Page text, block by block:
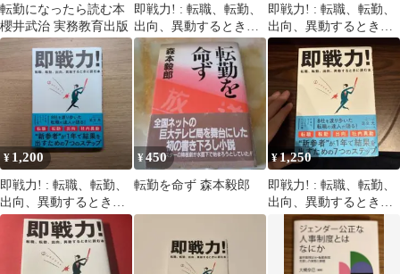
転勤になったら読む本
櫻井武治 実務教育出版
即戦力! : 転職、転勤、
出向、異動するときに
読む本
即戦力! : 転職、転勤、
出向、異動するときに
読む本
¥ 1,200
即戦力! : 転職、転勤、
出向、異動するときに
読む本
¥450
転勤を命ず 森本毅郎
¥1,250
即戦力! : 転職、転勤、
出向、異動するときに
読む本